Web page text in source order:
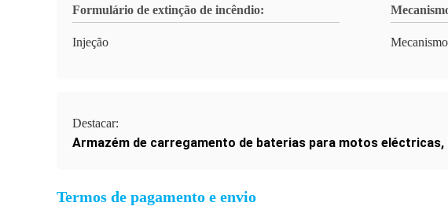
Formulário de extinção de incêndio:
Injeção
Destacar:
Armazém de carregamento de baterias para motos eléctricas,
Termos de pagamento e envio